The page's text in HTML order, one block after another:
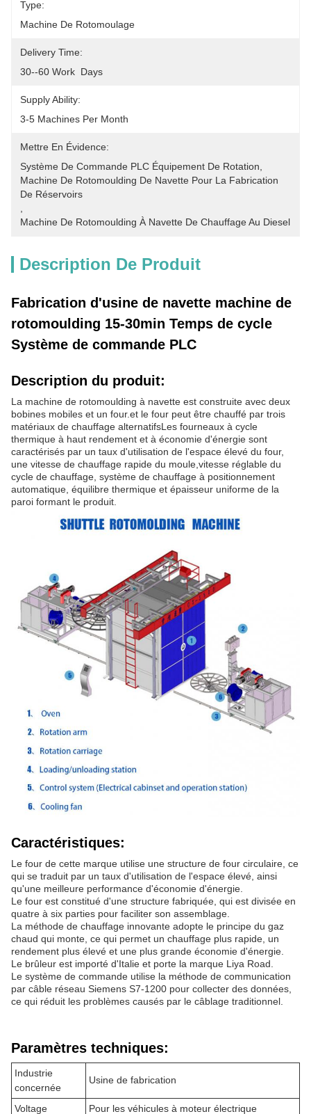
Type:
Machine De Rotomoulage
Delivery Time:
30--60 Work  Days
Supply Ability:
3-5 Machines Per Month
Mettre En Évidence:
Système De Commande PLC Équipement De Rotation
Machine De Rotomoulding De Navette Pour La Fabrication
De Réservoirs
Machine De Rotomoulding À Navette De Chauffage Au Diesel
Description De Produit
Fabrication d'usine de navette machine de
rotomoulding 15-30min Temps de cycle
Système de commande PLC
Description du produit:
La machine de rotomoulding à navette est construite avec deux
bobines mobiles et un four.et le four peut être chauffé par trois
matériaux de chauffage alternatifsLes fourneaux à cycle
thermique à haut rendement et à économie d'énergie sont
caractérisés par un taux d'utilisation de l'espace élevé du four,
une vitesse de chauffage rapide du moule,vitesse réglable du
cycle de chauffage, système de chauffage à positionnement
automatique, équilibre thermique et épaisseur uniforme de la
paroi formant le produit.
Caractéristiques:
Le four de cette marque utilise une structure de four circulaire, ce
qui se traduit par un taux d'utilisation de l'espace élevé, ainsi
qu'une meilleure performance d'économie d'énergie.
Le four est constitué d'une structure fabriquée, qui est divisée en
quatre à six parties pour faciliter son assemblage.
La méthode de chauffage innovante adopte le principe du gaz
chaud qui monte, ce qui permet un chauffage plus rapide, un
rendement plus élevé et une plus grande économie d'énergie.
Le brûleur est importé d'Italie et porte la marque Liya Road.
Le système de commande utilise la méthode de communication
par câble réseau Siemens S7-1200 pour collecter des données,
ce qui réduit les problèmes causés par le câblage traditionnel.
Paramètres techniques:
Industrie
concernée
Usine de fabrication
Voltage Pour les véhicules à moteur électrique